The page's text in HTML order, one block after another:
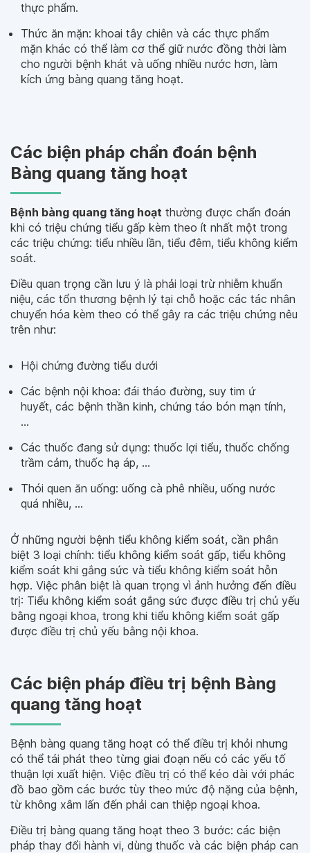
thực phẩm.
Thức ăn mặn: khoai tây chiên và các thực phẩm
mặn khác có thể làm cơ thể giữ nước đồng thời làm
cho người bệnh khát và uống nhiều nước hơn, làm
kích ứng bàng quang tăng hoạt.
Các biện pháp chẩn đoán bệnh
Bàng quang tăng hoạt
Bệnh bàng quang tăng hoạt thường được chẩn đoán
khi có triệu chứng tiểu gấp kèm theo ít nhất một trong
các triệu chứng: tiểu nhiều lần, tiểu đêm, tiểu không kiểm
soát.
Điều quan trọng cần lưu ý là phải loại trừ nhiễm khuẩn
niệu, các tổn thương bệnh lý tại chỗ hoặc các tác nhân
chuyển hóa kèm theo có thể gây ra các triệu chứng nêu
trên như:
Hội chứng đường tiểu dưới
Các bệnh nội khoa: đái tháo đường, suy tim ứ
huyết, các bệnh thần kinh, chứng táo bón mạn tính,
...
Các thuốc đang sử dụng: thuốc lợi tiểu, thuốc chống
trầm cảm, thuốc hạ áp, ...
Thói quen ăn uống: uống cà phê nhiều, uống nước
quá nhiều, ...
Ở những người bệnh tiểu không kiểm soát, cần phân
biệt 3 loại chính: tiểu không kiểm soát gấp, tiểu không
kiểm soát khi gắng sức và tiểu không kiểm soát hỗn
hợp. Việc phân biệt là quan trọng vì ảnh hưởng đến điều
trị: Tiểu không kiểm soát gắng sức được điều trị chủ yếu
bằng ngoại khoa, trong khi tiểu không kiểm soát gấp
được điều trị chủ yếu bằng nội khoa.
Các biện pháp điều trị bệnh Bàng
quang tăng hoạt
Bệnh bàng quang tăng hoạt có thể điều trị khỏi nhưng
có thể tái phát theo từng giai đoạn nếu có các yếu tố
thuận lợi xuất hiện. Việc điều trị có thể kéo dài với phác
đồ bao gồm các bước tùy theo mức độ nặng của bệnh,
từ không xâm lấn đến phải can thiệp ngoại khoa.
Điều trị bàng quang tăng hoạt theo 3 bước: các biện
pháp thay đổi hành vi, dùng thuốc và các biện pháp can